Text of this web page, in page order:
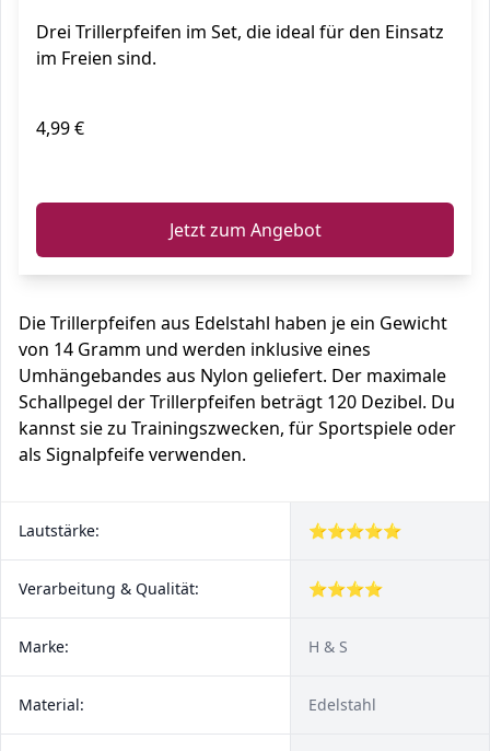
Drei Trillerpfeifen im Set, die ideal für den Einsatz
im Freien sind.
4,99 €
Jetzt zum Angebot
Die Trillerpfeifen aus Edelstahl haben je ein Gewicht
von 14 Gramm und werden inklusive eines
Umhängebandes aus Nylon geliefert. Der maximale
Schallpegel der Trillerpfeifen beträgt 120 Dezibel. Du
kannst sie zu Trainingszwecken, für Sportspiele oder
als Signalpfeife verwenden.
Lautstärke: ⭐⭐⭐⭐⭐
Verarbeitung & Qualität: ⭐⭐⭐⭐
Marke: H & S
Material: Edelstahl